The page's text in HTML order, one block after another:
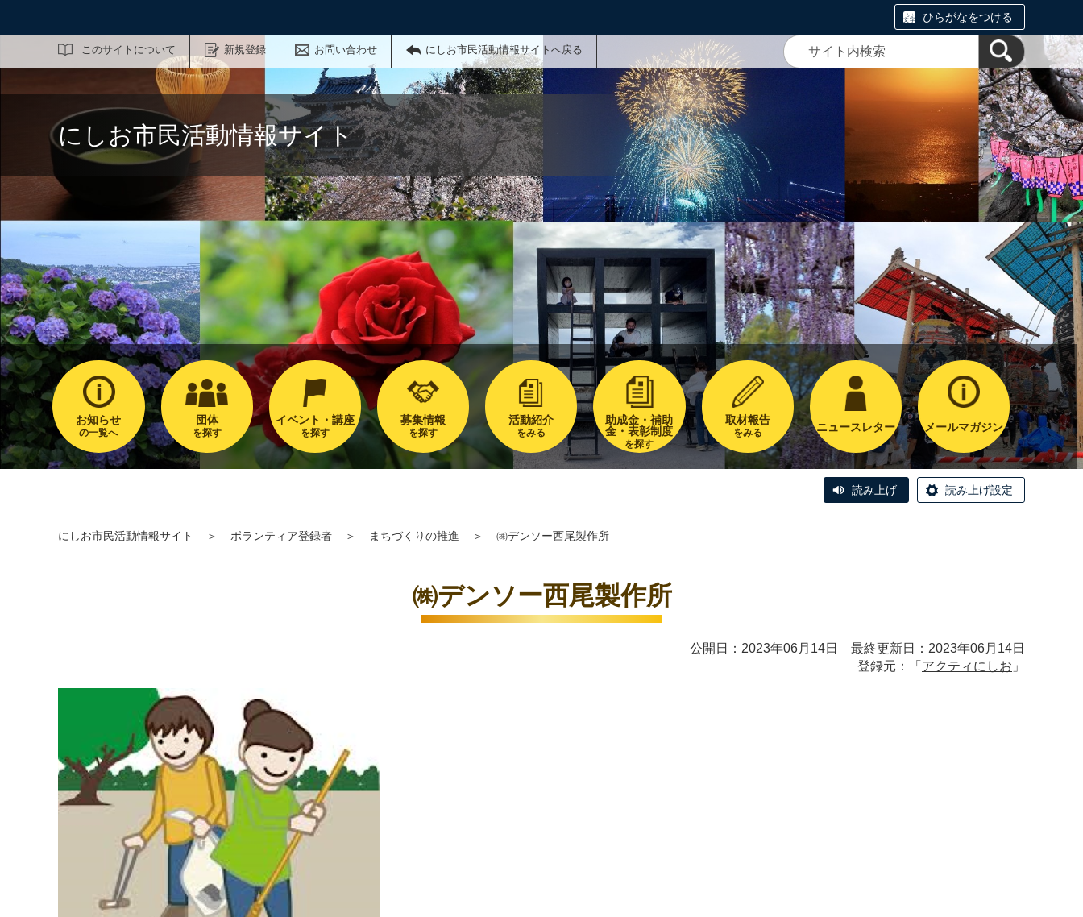
ひらがなをつける
このサイトについて 新規登録 お問い合わせ にしお市民活動情報サイトへ戻る
サイト内検索
にしお市民活動情報サイト
お知らせ
の一覧へ
団体
を探す
イベント・講座
を探す
募集情報
を探す
活動紹介
をみる
助成金・補助
金・表彰制度
を探す
取材報告
をみる ニュースレター メールマガジン
読み上げ 読み上げ設定
にしお市民活動情報サイト ＞ ボランティア登録者 ＞ まちづくりの推進 ＞ ㈱デンソー西尾製作所
㈱デンソー西尾製作所
公開日：2023年06月14日 最終更新日：2023年06月14日
登録元：「 アクティにしお 」